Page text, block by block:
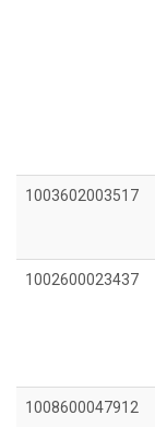
1003602003517
1002600023437
1008600047912